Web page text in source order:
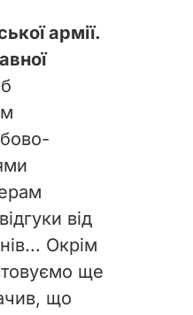
армії.
від
Окрім
ще
що